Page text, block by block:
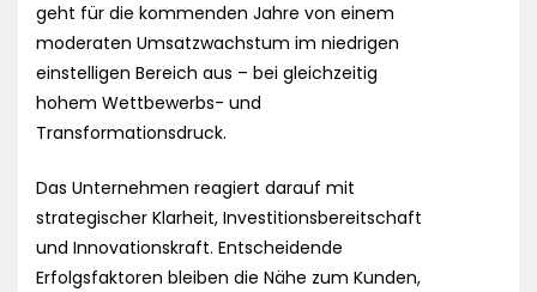
geht für die kommenden Jahre von einem
moderaten Umsatzwachstum im niedrigen
einstelligen Bereich aus – bei gleichzeitig
hohem Wettbewerbs- und
Transformationsdruck.
Das Unternehmen reagiert darauf mit
strategischer Klarheit, Investitionsbereitschaft
und Innovationskraft. Entscheidende
Erfolgsfaktoren bleiben die Nähe zum Kunden,